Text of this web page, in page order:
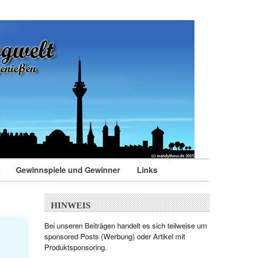
Gewinnspiele und Gewinner Links
HINWEIS
Bei unseren Beiträgen handelt es sich teilweise um
sponsored Posts (Werbung) oder Artikel mit
Produktsponsoring.